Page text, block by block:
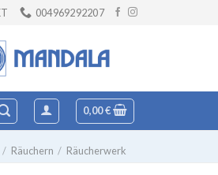
004969292207
0,00€
/ Räuchern / Räucherwerk